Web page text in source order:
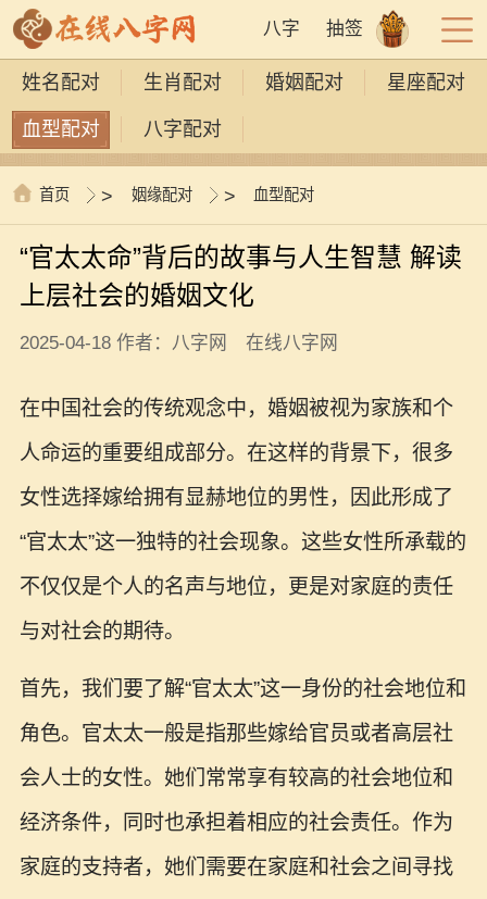
八字 抽签
姓名配对 生肖配对 婚姻配对 星座配对
血型配对 八字配对
首页 > 姻缘配对 > 血型配对
“官太太命”背后的故事与人生智慧 解读
上层社会的婚姻文化
2025-04-18 作者：八字网 在线八字网
在中国社会的传统观念中，婚姻被视为家族和个
人命运的重要组成部分。在这样的背景下，很多
女性选择嫁给拥有显赫地位的男性，因此形成了
“官太太”这一独特的社会现象。这些女性所承载的
不仅仅是个人的名声与地位，更是对家庭的责任
与对社会的期待。
首先，我们要了解“官太太”这一身份的社会地位和
角色。官太太一般是指那些嫁给官员或者高层社
会人士的女性。她们常常享有较高的社会地位和
经济条件，同时也承担着相应的社会责任。作为
家庭的支持者，她们需要在家庭和社会之间寻找